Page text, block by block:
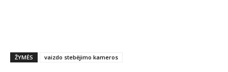
ŽYMĖS vaizdo stebėjimo kameros